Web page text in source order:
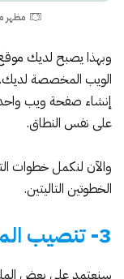
مظهر
وبهذا يصبح لديك
الويب المخصصة لديك.
إنشاء صفحة ويب
على نفس النطاق.
والآن لنكمل خطوات
الخطوتين التاليتين.
3- تنصيب الملحقات اللازمة
سنعتمد على بعض